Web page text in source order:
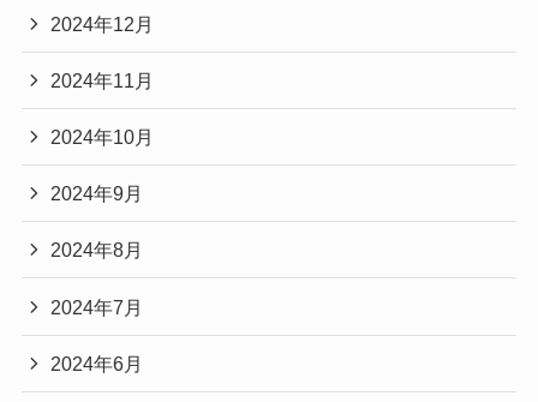
2024年12月
2024年11月
2024年10月
2024年9月
2024年8月
2024年7月
2024年6月